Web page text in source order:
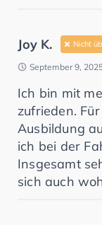
Joy K. Nicht
September 9,
Ich bin mit
zufrieden.
Ausbildung
ich bei der
Insgesamt
sich auch